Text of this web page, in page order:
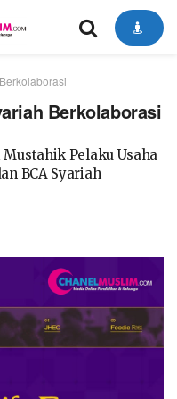
Berkolaborasi
Pelaku Usaha
BCA Syariah